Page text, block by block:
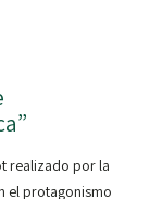
realizado por la
el protagonismo